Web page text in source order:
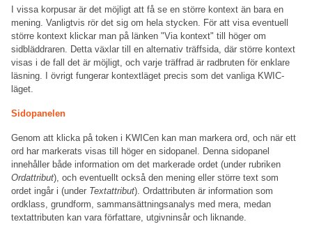
I vissa korpusar är det möjligt att få se en större kontext än bara en
mening. Vanligtvis rör det sig om hela stycken. För att visa eventuell
större kontext klickar man på länken "Via kontext" till höger om
sidbläddraren. Detta växlar till en alternativ träffsida, där större kontext
visas i de fall det är möjligt, och varje träffrad är radbruten för enklare
läsning. I övrigt fungerar kontextläget precis som det vanliga KWIC-
läget.
Sidopanelen
Genom att klicka på token i KWICen kan man markera ord, och när ett
ord har markerats visas till höger en sidopanel. Denna sidopanel
innehåller både information om det markerade ordet (under rubriken
Ordattribut), och eventuellt också den mening eller större text som
ordet ingår i (under Textattribut). Ordattributen är information som
ordklass, grundform, sammansättningsanalys med mera, medan
textattributen kan vara författare, utgivninsår och liknande.